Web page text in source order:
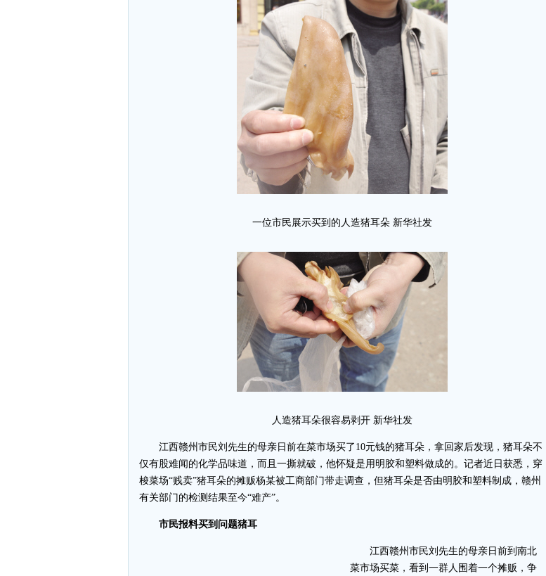
一位市民展示买到的人造猪耳朵 新华社发
人造猪耳朵很容易剥开 新华社发
江西赣州市民刘先生的母亲日前在菜市场买了10元钱的猪耳朵，拿回家后发现，猪耳朵不
仅有股难闻的化学品味道，而且一撕就破，他怀疑是用明胶和塑料做成的。记者近日获悉，穿
梭菜场“贱卖”猪耳朵的摊贩杨某被工商部门带走调查，但猪耳朵是否由明胶和塑料制成，赣州
有关部门的检测结果至今“难产”。
市民报料买到问题猪耳
江西赣州市民刘先生的母亲日前到南北
菜市场买菜，看到一群人围着一个摊贩，争